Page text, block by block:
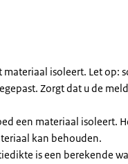
isoleert. Let op:
Zorgt dat u de
een materiaal isoleert.
kan behouden.
is een berekende